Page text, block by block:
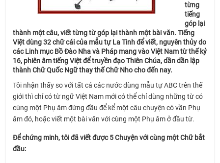
từng
tiếng
góp lại
thành một câu, viết từng từ góp lại thành một bài văn. Tiếng
Việt dùng 32 chữ cái của mẫu tự La Tinh để viết, nguyên thủy do
các Linh mục Bồ Đào Nha và Pháp mang vào Việt Nam từ thế kỷ
16, phiên âm tiếng Việt để truyền đạo Thiên Chúa, dần dần lập
thành Chữ Quốc Ngữ thay thế Chữ Nho cho đến nay.
Tôi nhận thấy so với tất cả các nước dùng mẫu tự ABC trên thế
giới thì chỉ có từ ngữ Việt Nam mới có thể chỉ dùng những từ có
cùng một Phụ âm đứng đầu để kể một câu chuyện có vần Phụ
âm đó, hoặc viết một bài văn với cùng một Phụ âm ở đầu từ.
Để chứng minh, tôi đã viết được 5 Chuyện với cùng một Chữ bắt
đầu: